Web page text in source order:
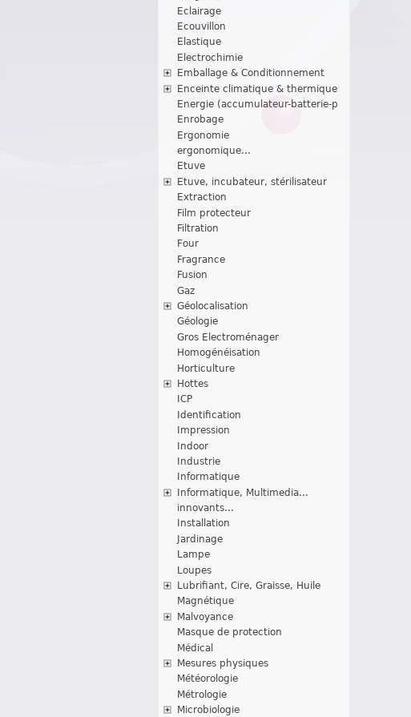
Eclairage
Ecouvillon
Elastique
Electrochimie
Emballage & Conditionnement
Enceinte climatique & thermique
Energie (accumulateur-batterie-p
Enrobage
Ergonomie
ergonomique...
Etuve
Etuve, incubateur, stérilisateur
Extraction
Film protecteur
Filtration
Four
Fragrance
Fusion
Gaz
Géolocalisation
Géologie
Gros Electroménager
Homogénéisation
Horticulture
Hottes
ICP
Identification
Impression
Indoor
Industrie
Informatique
Informatique, Multimedia...
innovants...
Installation
Jardinage
Lampe
Loupes
Lubrifiant, Cire, Graisse, Huile
Magnétique
Malvoyance
Masque de protection
Médical
Mesures physiques
Météorologie
Métrologie
Microbiologie